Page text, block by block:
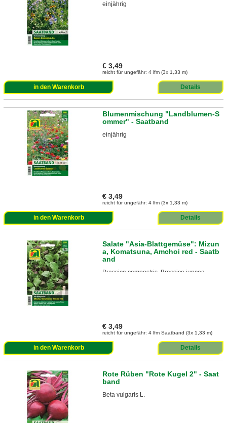
einjährig
€ 3,49
reicht für ungefähr: 4 lfm (3x 1,33 m)
in den Warenkorb Details
Blumenmischung "Landblumen-S
ommer" - Saatband
einjährig
€ 3,49
reicht für ungefähr: 4 lfm (3x 1,33 m)
in den Warenkorb Details
Salate "Asia-Blattgemüse": Mizun
a, Komatsuna, Amchoi red - Saatb
and
Brassica campestris, Brassica juncea
€ 3,49
reicht für ungefähr: 4 lfm Saatband (3x 1,33 m)
in den Warenkorb Details
Rote Rüben "Rote Kugel 2" - Saat
band
Beta vulgaris L.